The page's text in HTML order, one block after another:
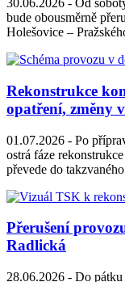
30.06.2026 - Od
bude obousměrně
Holešovice –
Rekonstrukce
opatření, změny
01.07.2026 - Po
ostrá fáze
převede do
Přerušení
Radlická
28.06.2026 - Do pátku